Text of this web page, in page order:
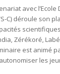
avec
C) déroule son
Zérékoré,
est animé
les